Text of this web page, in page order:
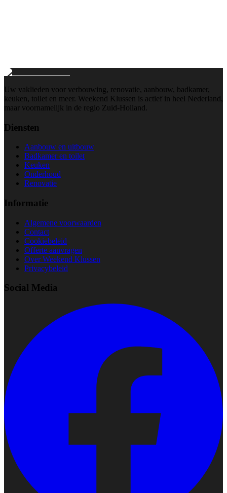
Uw vaklieden voor verbouwing, renovatie, aanbouw, badkamer,
keuken, toilet en meer. Weekend Klussen is actief in heel Nederland,
maar voornamelijk in de regio Zuid-Holland.
Diensten
Aanbouw en uitbouw
Badkamer en toilet
Keuken
Onderhoud
Renovatie
Informatie
Algemene voorwaarden
Contact
Cookiebeleid
Offerte aanvragen
Over Weekend Klussen
Privacybeleid
Social Media